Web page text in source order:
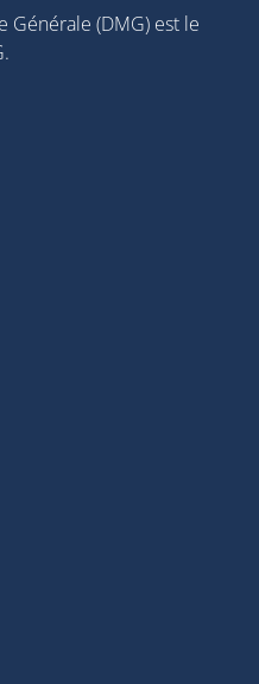
(DMG) est le